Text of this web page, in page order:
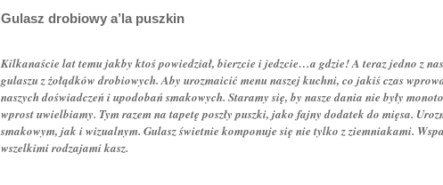
Gulasz drobiowy a’la puszkin
Kilkanaście lat temu jakby ktoś powiedział, bierzcie i jedzcie…a gdzie! A teraz jedno z
gulaszu z żołądków drobiowych. Aby urozmaicić menu naszej kuchni, co jakiś czas
naszych doświadczeń i upodobań smakowych. Staramy się, by nasze dania nie były
wprost uwielbiamy. Tym razem na tapetę poszły puszki, jako fajny dodatek do mięsa.
smakowym, jak i wizualnym. Gulasz świetnie komponuje się nie tylko z ziemniakami.
wszelkimi rodzajami kasz.